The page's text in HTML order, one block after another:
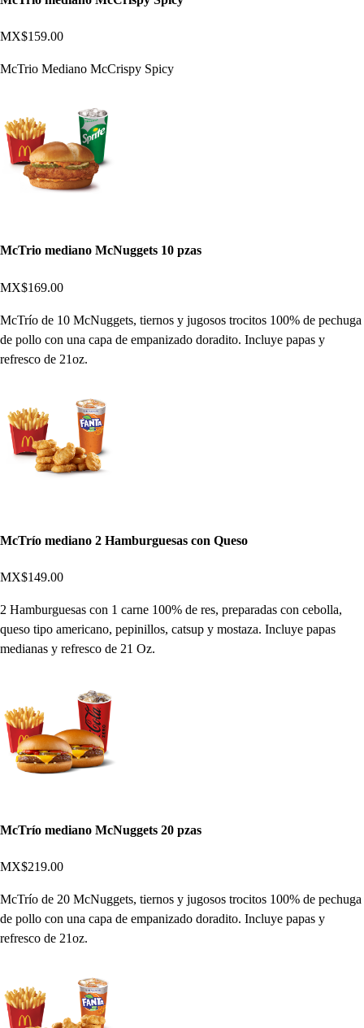
MX$159.00
McTrio Mediano McCrispy Spicy
McTrio mediano McNuggets 10 pzas
MX$169.00
McTrío de 10 McNuggets, tiernos y jugosos trocitos 100% de pechuga
de pollo con una capa de empanizado doradito. Incluye papas y
refresco de 21oz.
McTrío mediano 2 Hamburguesas con Queso
MX$149.00
2 Hamburguesas con 1 carne 100% de res, preparadas con cebolla,
queso tipo americano, pepinillos, catsup y mostaza. Incluye papas
medianas y refresco de 21 Oz.
McTrío mediano McNuggets 20 pzas
MX$219.00
McTrío de 20 McNuggets, tiernos y jugosos trocitos 100% de pechuga
de pollo con una capa de empanizado doradito. Incluye papas y
refresco de 21oz.